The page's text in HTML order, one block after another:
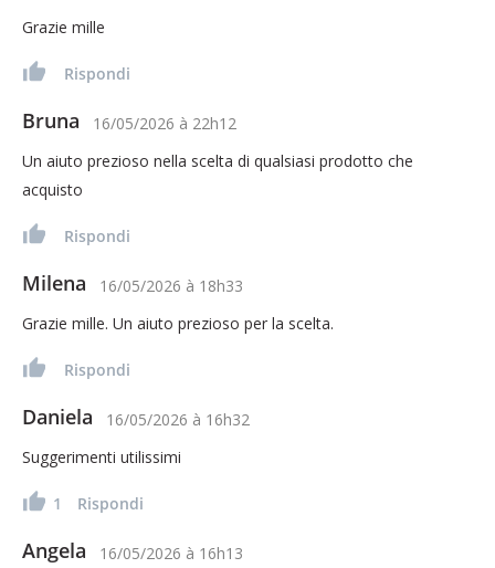
Grazie mille
Rispondi
Bruna 16/05/2026 à 22h12
Un aiuto prezioso nella scelta di qualsiasi prodotto che
acquisto
Rispondi
Milena 16/05/2026 à 18h33
Grazie mille. Un aiuto prezioso per la scelta.
Rispondi
Daniela 16/05/2026 à 16h32
Suggerimenti utilissimi
1 Rispondi
Angela 16/05/2026 à 16h13